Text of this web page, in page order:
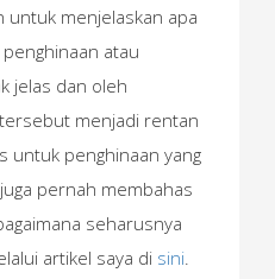
untuk menjelaskan apa
atau
jelas dan oleh
menjadi rentan
untuk penghinaan yang
pernah membahas
seharusnya
artikel saya di sini.